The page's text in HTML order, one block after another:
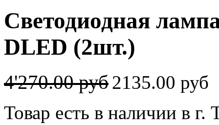
Светодиодная
DLED (2шт.)
4'270.00 руб2135.00 руб
Товар есть в наличии в г.